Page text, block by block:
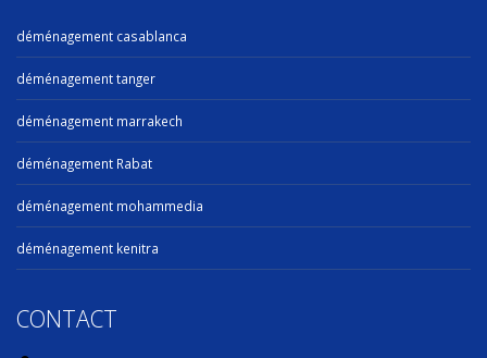
déménagement casablanca
déménagement tanger
déménagement marrakech
déménagement Rabat
déménagement mohammedia
déménagement kenitra
CONTACT